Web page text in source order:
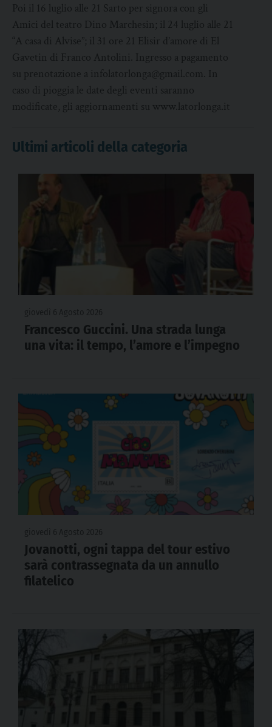
Poi il 16 luglio alle 21 Sarto per signora con gli
Amici del teatro Dino Marchesin; il 24 luglio alle 21
“A casa di Alvise”; il 31 ore 21 Elisir d’amore di El
Gavetin di Franco Antolini. Ingresso a pagamento
su prenotazione a infolatorlonga@gmail.com. In
caso di pioggia le date degli eventi saranno
modificate, gli aggiornamenti su www.latorlonga.it
Ultimi articoli della categoria
Francesco Guccini. Una strada lunga
una vita: il tempo, l’amore e l’impegno
Jovanotti, ogni tappa del tour estivo
sarà contrassegnata da un annullo
filatelico